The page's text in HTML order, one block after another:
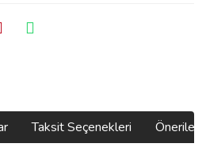
Taksit Seçenekleri